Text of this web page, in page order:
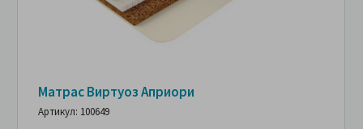
Матрас Виртуоз Априори
Артикул: 100649